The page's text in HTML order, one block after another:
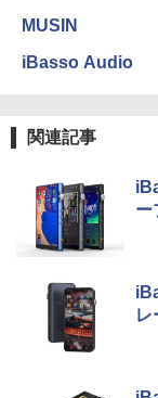
MUSIN
iBasso Audio
関連記事
ー
レ